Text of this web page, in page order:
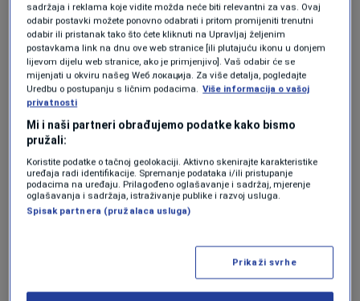
Trump je na svojoj mreži Truth Social napisao
da će nakon potpisivanja okvirnog sporazuma
Hormuški tjesnac, vitalna arterija za globalnu
opskrbu naftom koju je Iran blokirao, odmah
biti "otvoren za sve".
"Arakči, srami se, ostavi
se Amerike!"
oslabila iransku vojno-industrijsku bazu i
nanijela štetu njegovim vojnim kapacitetima,
sadržaja i reklama koje vidite možda neće biti relevantni za vas. Ovaj
odabir postavki možete ponovno odabrati i pritom promijeniti trenutni
odabir ili pristanak tako što ćete kliknuti na Upravljaj željenim
postavkama link na dnu ove web stranice [ili plutajuću ikonu u donjem
lijevom dijelu web stranice, ako je primjenjivo]. Vaš odabir će se
mijenjati u okviru našeg Wеб локација. Za više detalja, pogledajte
Uredbu o postupanju s ličnim podacima. Više informacija o vašoj
privatnosti
Mi i naši partneri obrađujemo podatke kako bismo
pružali:
Koristite podatke o tačnoj geolokaciji. Aktivno skenirajte karakteristike
uređaja radi identifikacije. Spremanje podataka i/ili pristupanje
podacima na uređaju. Prilagođeno oglašavanje i sadržaj, mjerenje
oglašavanja i sadržaja, istraživanje publike i razvoj usluga.
Spisak partnera (pružalaca usluga)
Prikaži svrhe